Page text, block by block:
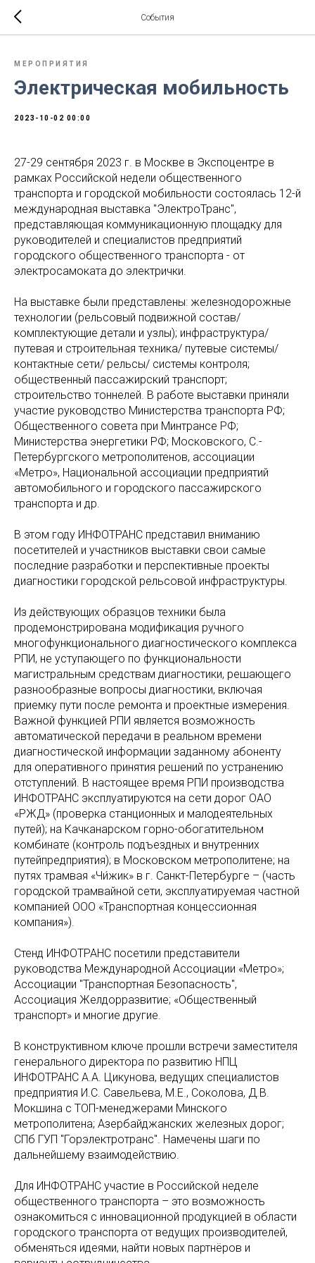
События
МЕРОПРИЯТИЯ
Электрическая мобильность
2023-10-02 00:00
27-29 сентября 2023 г. в Москве в Экспоцентре в
рамках Российской недели общественного
транспорта и городской мобильности состоялась 12-й
международная выставка "ЭлектроТранс",
представляющая коммуникационную площадку для
руководителей и специалистов предприятий
городского общественного транспорта - от
электросамоката до электрички.
На выставке были представлены: железнодорожные
технологии (рельсовый подвижной состав/
комплектующие детали и узлы); инфраструктура/
путевая и строительная техника/ путевые системы/
контактные сети/ рельсы/ системы контроля;
общественный пассажирский транспорт;
строительство тоннелей. В работе выставки приняли
участие руководство Министерства транспорта РФ;
Общественного совета при Минтрансе РФ;
Министерства энергетики РФ; Московского, С.-
Петербургского метрополитенов, ассоциации
«Метро», Национальной ассоциации предприятий
автомобильного и городского пассажирского
транспорта и др.
В этом году ИНФОТРАНС представил вниманию
посетителей и участников выставки свои самые
последние разработки и перспективные проекты
диагностики городской рельсовой инфраструктуры.
Из действующих образцов техники была
продемонстрирована модификация ручного
многофункционального диагностического комплекса
РПИ, не уступающего по функциональности
магистральным средствам диагностики, решающего
разнообразные вопросы диагностики, включая
приемку пути после ремонта и проектные измерения.
Важной функцией РПИ является возможность
автоматической передачи в реальном времени
диагностической информации заданному абоненту
для оперативного принятия решений по устранению
отступлений. В настоящее время РПИ производства
ИНФОТРАНС эксплуатируются на сети дорог ОАО
«РЖД» (проверка станционных и малодеятельных
путей); на Качканарском горно-обогатительном
комбинате (контроль подъездных и внутренних
путейпредприятия); в Московском метрополитене; на
путях трамвая «Чи́жик» в г. Санкт-Петербурге – (часть
городской трамвайной сети, эксплуатируемая частной
компанией ООО «Транспортная концессионная
компания»).
Стенд ИНФОТРАНС посетили представители
руководства Международной Ассоциации «Метро»;
Ассоциации "Транспортная Безопасность",
Ассоциация Желдорразвитие; «Общественный
транспорт» и многие другие.
В конструктивном ключе прошли встречи заместителя
генерального директора по развитию НПЦ
ИНФОТРАНС А.А. Цикунова, ведущих специалистов
предприятия И.С. Савельева, М.Е., Соколова, Д.В.
Мокшина с TOП-менеджерами Минского
метрополитена; Азербайджанских железных дорог;
СПб ГУП "Горэлектротранс". Намечены шаги по
дальнейшему взаимодействию.
Для ИНФОТРАНС участие в Российской неделе
общественного транспорта – это возможность
ознакомиться с инновационной продукцией в области
городского транспорта от ведущих производителей,
обменяться идеями, найти новых партнёров и